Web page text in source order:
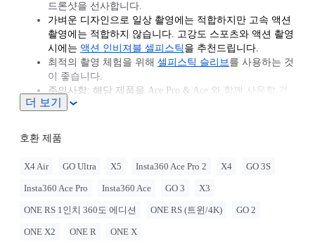
드론샷을 선사합니다.
가벼운 디자인으로 일상 촬영에는 적합하지만 고속 액션
촬영에는 적합하지 않습니다. 고강도 스포츠와 액션 촬영
시에는 액션 인비져블 셀피스틱 을 추천드립니다.
최적의 촬영 체험을 위해 셀피스틱 슬리브를 사용하는 것
이 좋습니다.
주의사항: 해당 제품을 Ace Pro & Ace 와 함께 사용할 경
우,
퀵 릴리즈 마운트
GO Ultra와 이 액세서리를 함께 사용하려면,
최적의 안정화를 위하여 ONE RS 1인치 360도 에디션 사
길게 연장하여 사용 시 더욱 신중하게 카메라의 안정성을
카봉을 절대 사용하지 마십시오.
더 보기
호환 제품
X4 Air GO Ultra X5 Insta360 Ace Pro 2 X4 GO 3S
Insta360 Ace Pro Insta360 Ace GO 3 X3
ONE RS 1인치 360도 에디션 ONE RS (트윈/4K) GO 2
ONE X2 ONE R ONE X